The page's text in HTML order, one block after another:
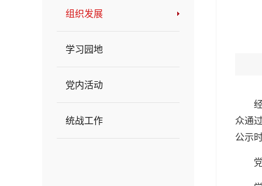
组织发展
学习园地
党内活动
统战工作
众通
公示